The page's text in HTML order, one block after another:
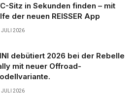
Sitz in Sekunden finden – mit
der neuen REISSER App
JULI 2026
debütiert 2026 bei der Rebelle
mit neuer Offroad-
JULI 2026